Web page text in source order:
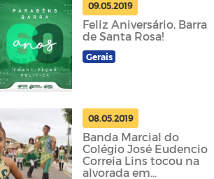
09.05.2019
Feliz Aniversário, Barra
de Santa Rosa!
Gerais
08.05.2019
Banda Marcial do
Colégio José Eudencio
Correia Lins tocou na
alvorada em